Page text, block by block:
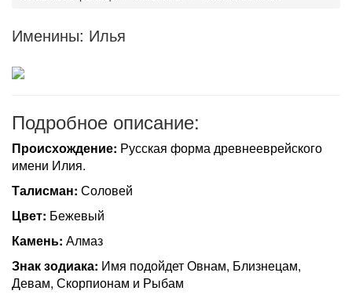
Именины: Илья
Подробное описание:
Происхождение: Русская форма древнееврейского
имени Илия.
Талисман: Соловей
Цвет: Бежевый
Камень: Алмаз
Знак зодиака: Имя подойдет Овнам, Близнецам,
Девам, Скорпионам и Рыбам